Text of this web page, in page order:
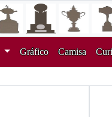
Gráfico Camisa